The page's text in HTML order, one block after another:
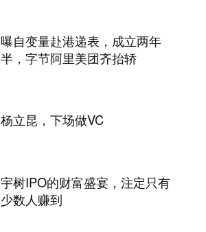
曝自变量赴港递表，成立两年
半，字节阿里美团齐抬轿
杨立昆，下场做VC
宇树IPO的财富盛宴，注定只有
少数人赚到